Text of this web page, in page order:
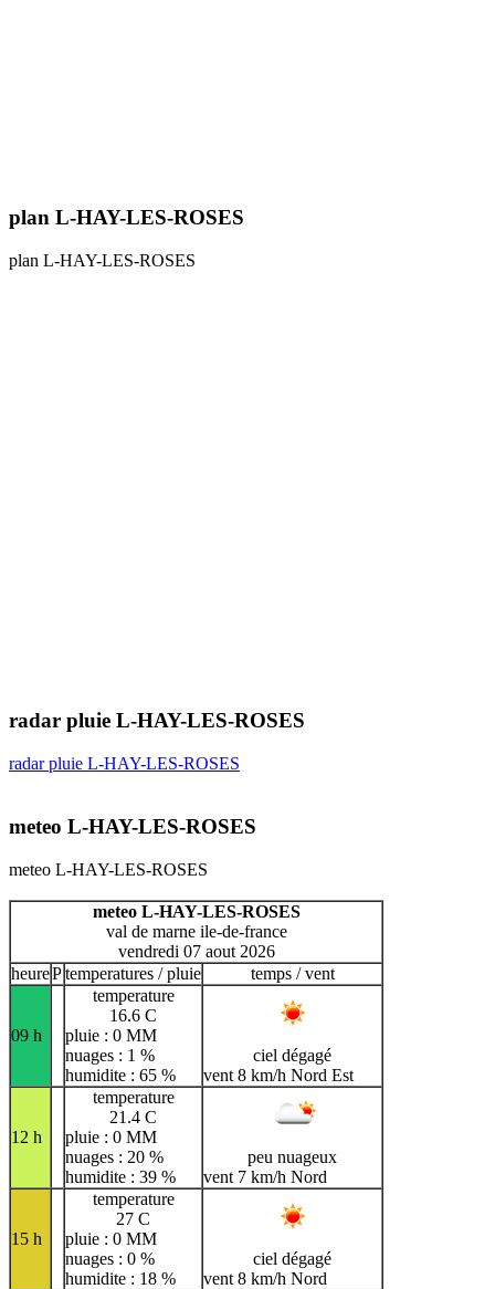
plan L-HAY-LES-ROSES
plan L-HAY-LES-ROSES
radar pluie L-HAY-LES-ROSES
radar pluie L-HAY-LES-ROSES
meteo L-HAY-LES-ROSES
meteo L-HAY-LES-ROSES
meteo L-HAY-LES-ROSES
val de marne ile-de-france
vendredi 07 aout 2026
heurePtemperatures / pluie temps / vent
09 h
temperature
16.6 C
pluie : 0 MM
nuages : 1 %
humidite : 65 %
ciel dégagé
vent 8 km/h Nord Est
12 h
temperature
21.4 C
pluie : 0 MM
nuages : 20 %
humidite : 39 %
peu nuageux
vent 7 km/h Nord
15 h
temperature
27 C
pluie : 0 MM
nuages : 0 %
humidite : 18 %
ciel dégagé
vent 8 km/h Nord